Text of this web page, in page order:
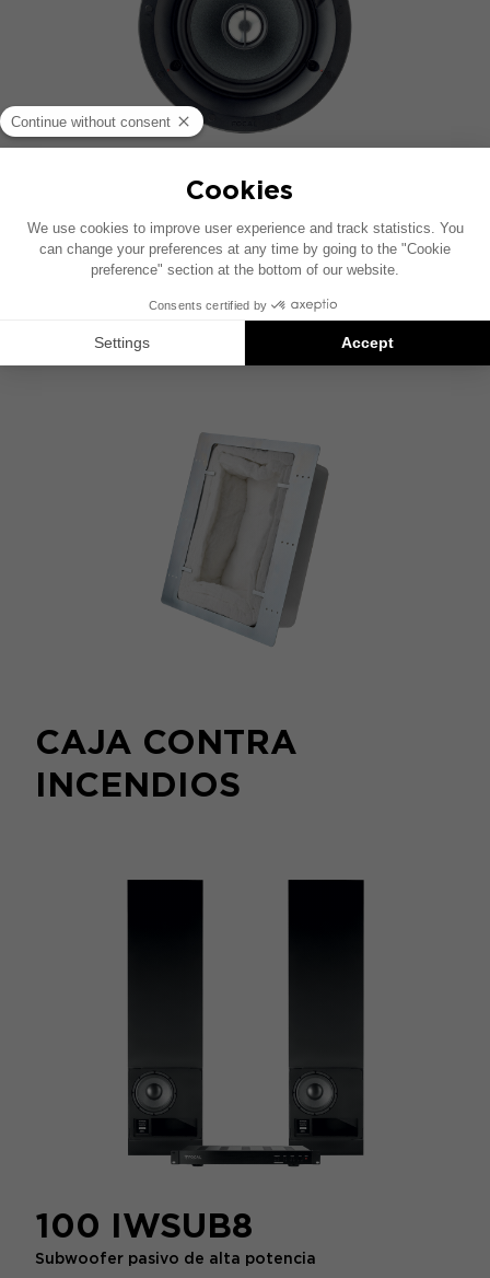
100 ICW5
Altavoz coaxial de 2 vías
CAJA CONTRA
INCENDIOS
100 IWSUB8
Subwoofer pasivo de alta potencia